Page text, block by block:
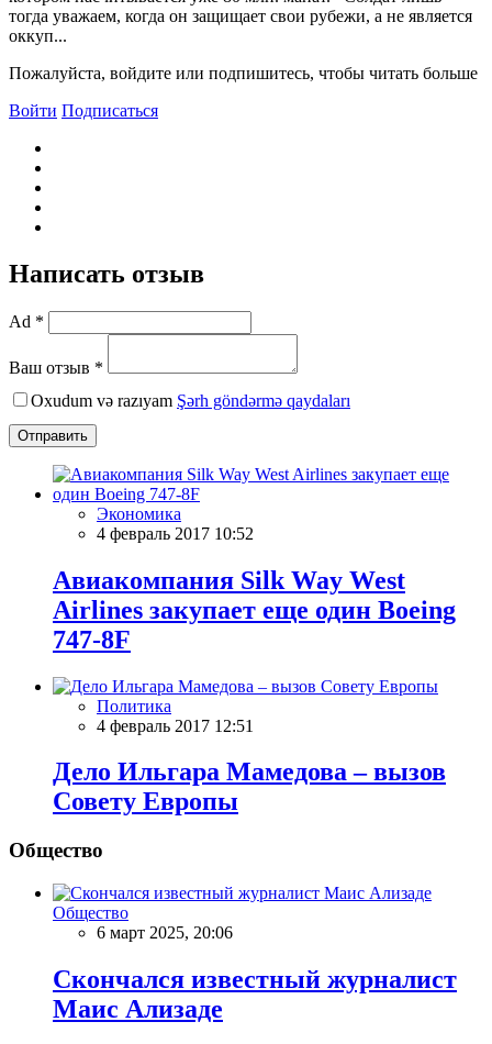
тогда уважаем, когда он защищает свои рубежи, а не является
оккуп...
Пожалуйста, войдите или подпишитесь, чтобы читать больше
Войти Подписаться
Написать отзыв
Ad *
Ваш отзыв *
Oxudum və razıyam Şərh göndərmə qaydaları
Отправить
Экономика
4 февраль 2017 10:52
Авиакомпания Silk Way West
Airlines закупает еще один Вoeing
747-8F
Политика
4 февраль 2017 12:51
Дело Ильгара Мамедова – вызов
Совету Европы
Общество
Общество
6 март 2025, 20:06
Скончался известный журналист
Маис Ализаде